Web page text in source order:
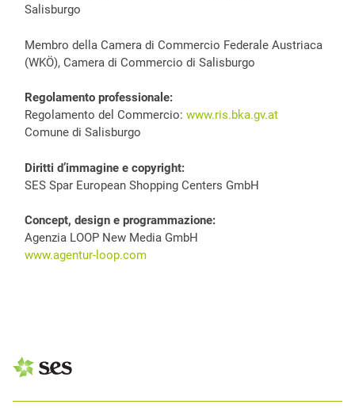
Salisburgo
Membro della Camera di Commercio Federale Austriaca
(WKÖ), Camera di Commercio di Salisburgo
Regolamento professionale:
Regolamento del Commercio: www.ris.bka.gv.at
Comune di Salisburgo
Diritti d’immagine e copyright:
SES Spar European Shopping Centers GmbH
Concept, design e programmazione:
Agenzia LOOP New Media GmbH
www.agentur-loop.com